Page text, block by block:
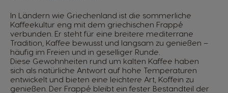
In Ländern wie Griechenland ist die sommerliche
Kaffeekultur eng mit dem griechischen Frappé
verbunden. Er steht für eine breitere mediterrane
Tradition, Kaffee bewusst und langsam zu genießen –
häufig im Freien und in geselliger Runde.
Diese Gewohnheiten rund um kalten Kaffee haben
sich als natürliche Antwort auf hohe Temperaturen
entwickelt und bieten eine leichtere Art, Koffein zu
genießen. Der Frappé bleibt ein fester Bestandteil der